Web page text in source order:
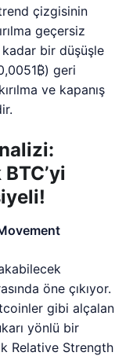
çizgisinin
geçersiz
kadar bir düşüşle
geri
ve kapanış
öne çıkıyor.
gibi alçalan
yönlü bir
Relative Strength